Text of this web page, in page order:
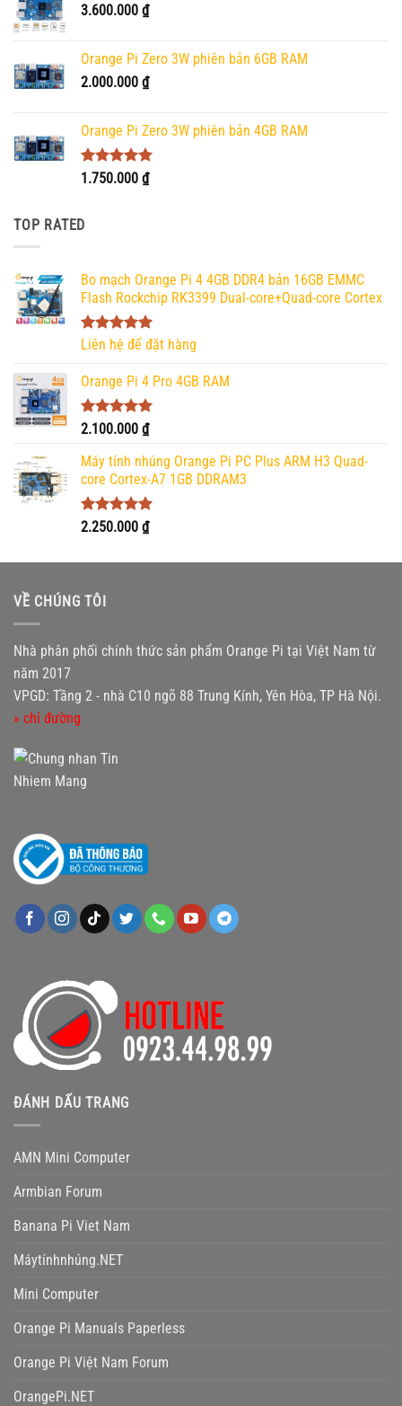
3.600.000 ₫
Orange Pi Zero 3W phiên bản 6GB RAM
2.000.000 ₫
Orange Pi Zero 3W phiên bản 4GB RAM
Được xếp
1.750.000 ₫
TOP RATED
Bo mạch Orange Pi 4 4GB DDR4 bản 16GB EMMC
Flash Rockchip RK3399 Dual-core+Quad-core Cortex
Được xếp
Liên hệ để đặt hàng
Orange Pi 4 Pro 4GB RAM
Được xếp
5 sao
2.100.000 ₫
Máy tính nhúng Orange Pi PC Plus ARM H3 Quad-
core Cortex-A7 1GB DDRAM3
Được xếp
2.250.000 ₫
VỀ CHÚNG TÔI
Nhà phân phối chính thức sản phẩm Orange Pi tại Việt Nam từ
năm 2017
VPGD: Tầng 2 - nhà C10 ngõ 88 Trung Kính, Yên Hòa, TP Hà Nội.
» chỉ đường
ĐÁNH DẤU TRANG
AMN Mini Computer
Armbian Forum
Banana Pi Viet Nam
Máytínhnhúng.NET
Mini Computer
Orange Pi Manuals Paperless
Orange Pi Việt Nam Forum
OrangePi.NET